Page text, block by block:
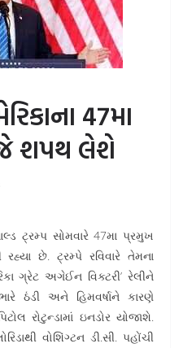
47મા
શપથ લેશે
ટ્રમ્પ સોમવારે 47મા પ્રમુખ
છે. ટ્રમ્પે રવિવારે તેમના
ગ્રેટ અગેઈન વિક્ટરી’ રેલીને
ઠંડી અને હિમવર્ષાને કારણે
રોટુન્ડામાં ઇનડોર યોજાશે.
વોશિંગ્ટન ડી.સી. પહોંચી